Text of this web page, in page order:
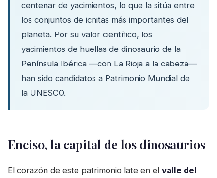
centenar de yacimientos, lo que la sitúa entre
los conjuntos de icnitas más importantes del
planeta. Por su valor científico, los
yacimientos de huellas de dinosaurio de la
Península Ibérica —con La Rioja a la cabeza—
han sido candidatos a Patrimonio Mundial de
la UNESCO.
Enciso, la capital de los dinosaurios
El corazón de este patrimonio late en el valle del